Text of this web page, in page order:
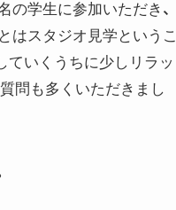
の学生に参加いただき、
はスタジオ見学というこ
ていくうちに少しリラッ
問も多くいただきまし